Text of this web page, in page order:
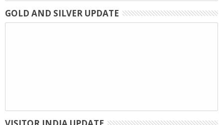
GOLD AND SILVER UPDATE